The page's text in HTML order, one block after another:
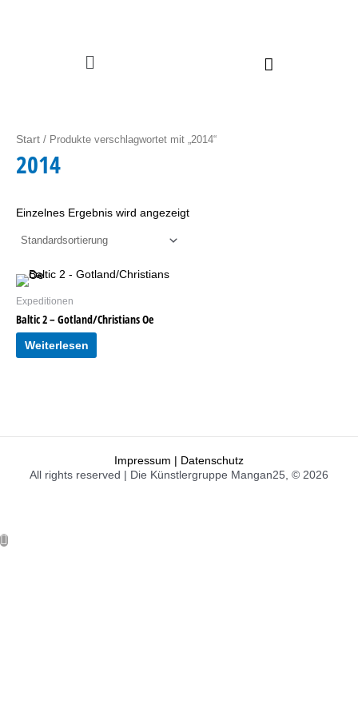
Menü
Start / Produkte verschlagwortet mit „2014“
2014
Einzelnes Ergebnis wird angezeigt
Expeditionen
Baltic 2 – Gotland/Christians Oe
Weiterlesen
Impressum | Datenschutz
All rights reserved | Die Künstlergruppe Mangan25, © 2026